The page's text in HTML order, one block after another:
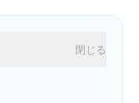
閉じる